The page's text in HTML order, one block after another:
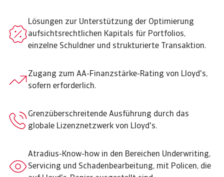
Lösungen zur Unterstützung der Optimierung
aufsichtsrechtlichen Kapitals für Portfolios,
einzelne Schuldner und strukturierte Transaktion.
Zugang zum AA-Finanzstärke-Rating von Lloyd's,
sofern erforderlich.
Grenzüberschreitende Ausführung durch das
globale Lizenznetzwerk von Lloyd's.
Atradius-Know-how in den Bereichen Underwriting,
Servicing und Schadenbearbeitung, mit Policen, die